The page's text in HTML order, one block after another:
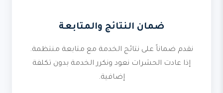
ضمان النتائج والمتابعة
نقدم ضماناً على نتائج الخدمة مع متابعة منتظمة.
إذا عادت الحشرات نعود ونكرر الخدمة بدون تكلفة
إضافية.